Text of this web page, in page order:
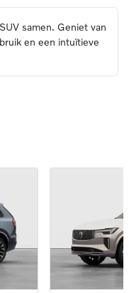
samen. Geniet van
en een intuïtieve